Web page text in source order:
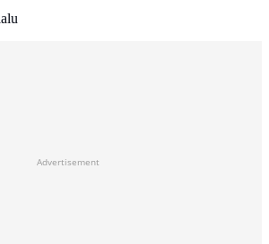
Advertisement